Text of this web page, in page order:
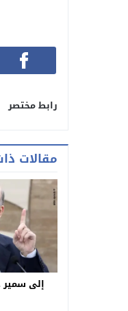
رابط مختصر
مقالات
إلى سمير جعجع